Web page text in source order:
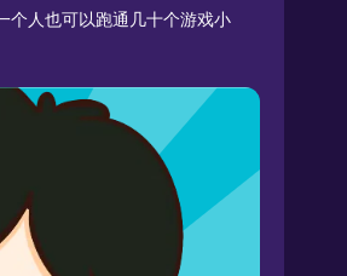
个人也可以跑通几十个游戏小